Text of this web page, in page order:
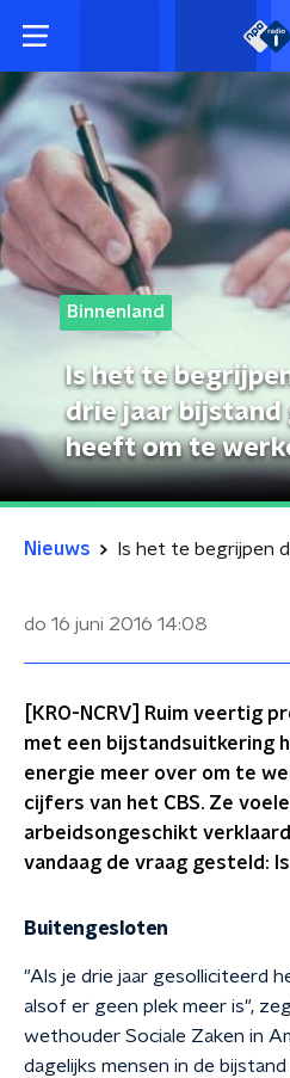
Binnenland
Is het te
drie jaar bijstand
heeft om te
Nieuws
do 16 juni 2016 14:08
[KRO-NCRV] Ruim veertig
met een bijstandsuitkering
energie meer over om te
cijfers van het CBS. Ze
arbeidsongeschikt
vandaag de vraag gesteld:
Buitengesloten
"Als je drie jaar gesolliciteerd
alsof er geen plek meer is",
wethouder Sociale Zaken in
dagelijks mensen in de